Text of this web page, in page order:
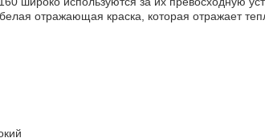
отражающая краска, которая отражает